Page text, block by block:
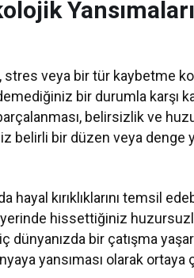
stres veya bir tür kaybetme
bir durumla karşı
belirsizlik ve
belirli bir düzen veya denge
hayal kırıklıklarını temsil
yerinde hissettiğiniz
dünyanızda bir çatışma
yansıması olarak ortaya